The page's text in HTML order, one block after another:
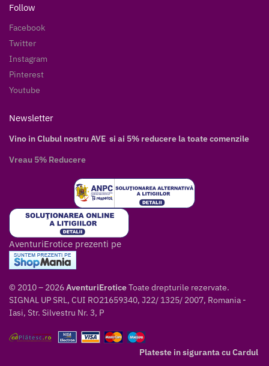
Follow
Facebook
Twitter
Instagram
Pinterest
Youtube
Newsletter
Vino in Clubul nostru AVE si ai 5% reducere la toate comenzile
Vreau 5% Reducere
AventuriErotice prezenti pe
© 2010 – 2026AventuriEroticeToate drepturile rezervate.
SIGNAL UP SRL, CUI RO21659340, J22/ 1325/ 2007, Romania -
Iasi, Str. Silvestru Nr. 3, P
Plateste in siguranta cu Cardul